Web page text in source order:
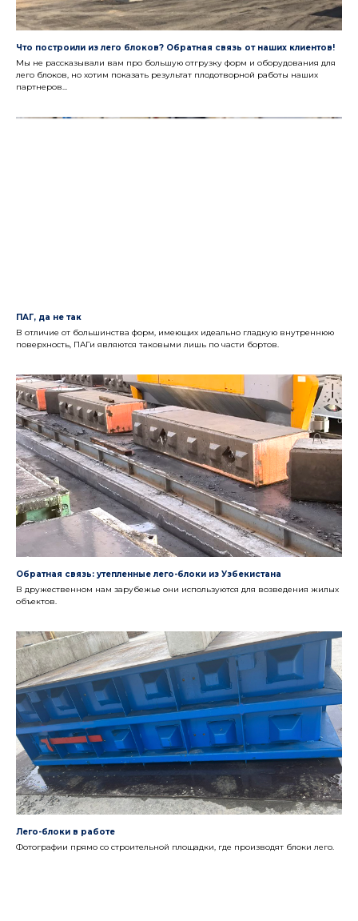
Что построили из лего блоков? Обратная связь от наших клиентов!
Мы не рассказывали вам про большую отгрузку форм и оборудования для
лего блоков, но хотим показать результат плодотворной работы наших
партнеров...
ПАГ, да не так
В отличие от большинства форм, имеющих идеально гладкую внутреннюю
поверхность, ПАГи являются таковыми лишь по части бортов.
Обратная связь: утепленные лего-блоки из Узбекистана
В дружественном нам зарубежье они используются для возведения жилых
объектов.
Лего-блоки в работе
Фотографии прямо со строительной площадки, где производят блоки лего.